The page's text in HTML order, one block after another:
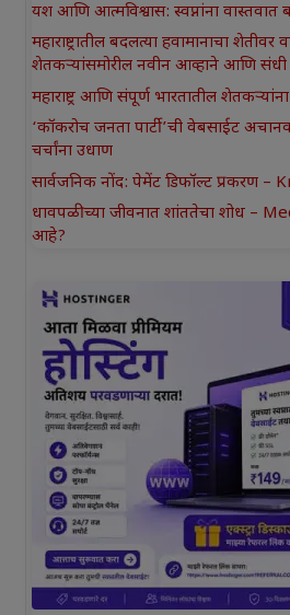
यश आणि आत्मविश्वास: स्वप्नांना वास्तवात
महाराष्ट्रातील बदलत्या हवामानाचा शेतीवर
शेतकऱ्यांसमोरील नवीन आव्हाने आणि संधी
महाराष्ट्र आणि संपूर्ण भारतातील
‘कॉकरोच जनता पार्टी’ची वेबसाईट
चर्चांना उधाण
सार्वजनिक नोंद: पेमेंट डिफॉल्ट प्रकरण –
धावपळीच्या जीवनात शांततेचा शोध –
आहे?